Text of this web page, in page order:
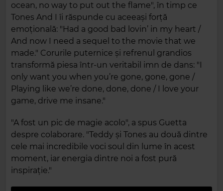
ocean, no way to put out the flame", în timp ce
Tones And I îi răspunde cu aceeași forță
emoțională: "Had a good bad lovin’ in my heart /
And now I need a sequel to the movie that we
made." Corurile puternice și refrenul grandios
transformă piesa într-un veritabil imn de dans: "I
only want you when you’re gone, gone, gone /
Playing like we’re done, done, done / I love your
game, drive me insane."
"A fost un pic de magie acolo", a spus Guetta
despre colaborare. "Teddy și Tones au două dintre
cele mai incredibile voci soul din lume în acest
moment, iar energia dintre noi a fost pură
inspirație."